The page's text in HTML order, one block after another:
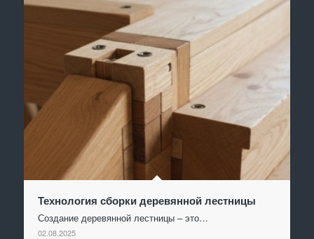
Технология сборки деревянной лестницы
Создание деревянной лестницы – это…
02.08.2025